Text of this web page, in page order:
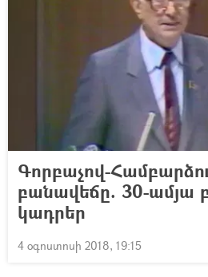
Գորբաչով-
բանավեճը. 30-ամյա
կադրեր
4 օգոստոսի 2018, 19:15